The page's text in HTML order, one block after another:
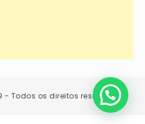
- Todos os direitos reservados.